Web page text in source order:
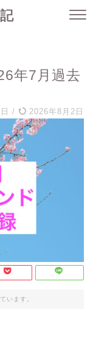
年7月過去
/ 2026年8月2日
います。